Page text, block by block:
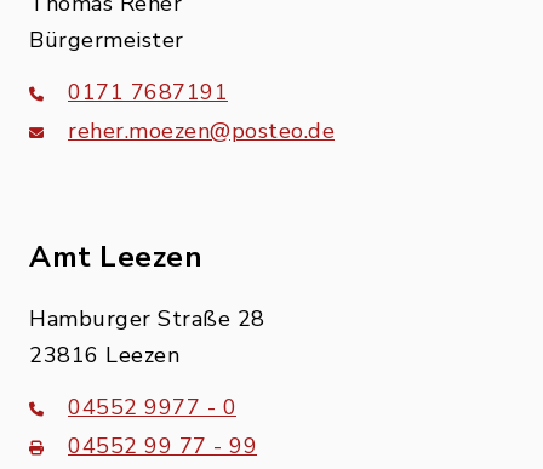
Bürgermeister
0171 7687191
reher.moezen@posteo.de
Amt Leezen
Hamburger Straße 28
23816 Leezen
04552 9977 - 0
04552 99 77 - 99